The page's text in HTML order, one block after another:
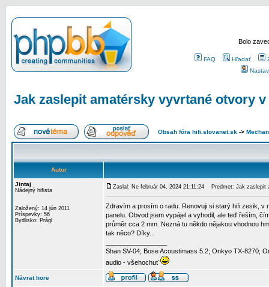
Bolo
FAQ Hľadať
Jak zaslepit amatérsky vyvrtané otvory
Obsah fóra hifi.slovanet.sk ->
Autor
Jintaj
Nádejný hifista
Založený: 14 jún 2011
Príspevky: 56
Bydlisko: Prágl
Zaslal: Ne február 04, 2024 21:11:24 Predmet: Jak zaslepit
Zdravím a prosím o radu. Renovuji si starý hifi zesik, v
panelu. Obvod jsem vypájel a vyhodil, ale teď řeším,
průměr cca 2 mm. Nezná tu někdo nějakou vhodnou
tak něco? Díky...
Shan SV-04; Bose Acoustimass 5.2; Onkyo TX-8270;
audio - všehochuť
Návrat hore